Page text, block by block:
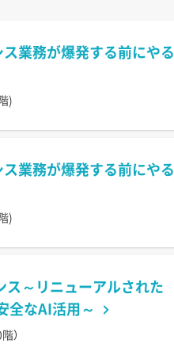
業務が爆発する前にやる
)
業務が爆発する前にやる
)
ス～リニューアルされた
なAI活用～
）